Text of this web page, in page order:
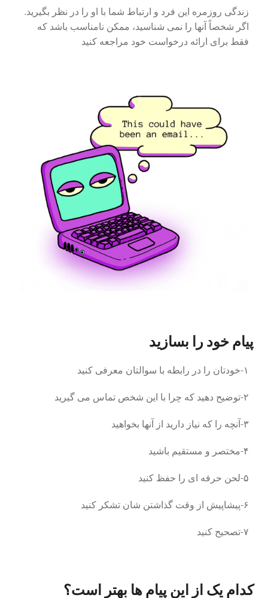
زندگی روزمره این فرد و ارتباط شما با او را در نظر بگیرید.
اگر شخصاً آنها را نمی شناسید، ممکن نامناسب باشد که
فقط برای ارائه درخواست خود مراجعه کنید
پیام خود را بسازید
۱-خودتان را در رابطه با سوالتان معرفی کنید
۲-توضیح دهید که چرا با این شخص تماس می گیرید
۳-آنچه را که نیاز دارید از آنها بخواهید
۴-مختصر و مستقیم باشید
۵-لحن حرفه ای را حفظ کنید
۶-پیشاپیش از وقت گذاشتن شان تشکر کنید
۷-تصحیح کنید
کدام یک از این پیام ها بهتر است؟